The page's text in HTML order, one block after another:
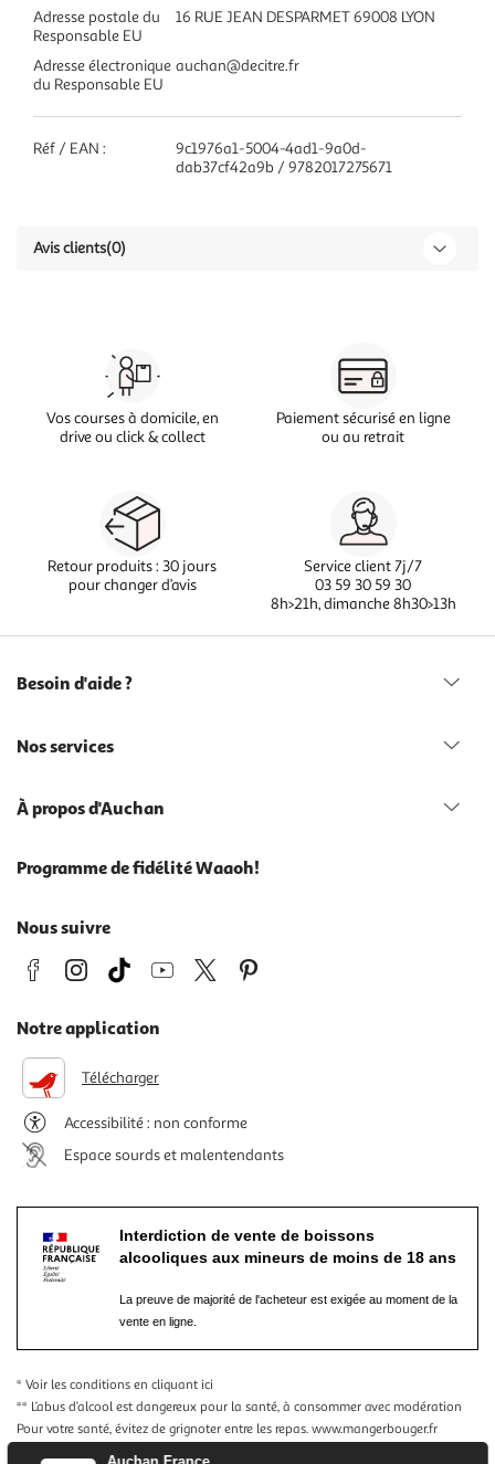
Adresse postale du
Responsable EU
16 RUE JEAN DESPARMET 69008 LYON
Adresse électronique
du Responsable EU
auchan@decitre.fr
Réf / EAN :
9c1976a1-5004-4ad1-9a0d-
dab37cf42a9b / 9782017275671
Avis clients(0)
Vos courses à domicile, en
drive ou click & collect
Paiement sécurisé en ligne
ou au retrait
Retour produits : 30 jours
pour changer d’avis
Service client 7j/7
03 59 30 59 30
8h>21h, dimanche 8h30>13h
Besoin d'aide ?
Nos services
À propos d'Auchan
Programme de fidélité Waaoh!
Nous suivre
Notre application
Télécharger
Accessibilité : non conforme
Espace sourds et malentendants
Interdiction de vente de boissons
alcooliques aux mineurs de moins de 18 ans
La preuve de majorité de l'acheteur est exigée au moment de la
vente en ligne.
* Voir les conditions en cliquant ici
** L’abus d’alcool est dangereux pour la santé, à consommer avec modération
Pour votre santé, évitez de grignoter entre les repas. www.mangerbouger.fr